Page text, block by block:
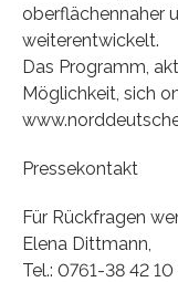
oberflächennaher
weiterentwickelt.
Das Programm,
Möglichkeit, sich
Pressekontakt
Für Rückfragen
Elena Dittmann,
Tel.: 0761-38 42